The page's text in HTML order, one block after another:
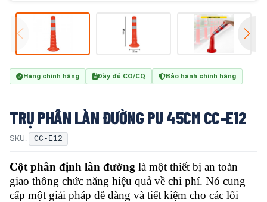
Hàng chính hãng Đầy đủ CO/CQ Bảo hành chính hãng
TRỤ PHÂN LÀN ĐƯỜNG PU 45CM CC-E12
SKU: CC-E12
Cột phân định làn đường là một thiết bị an toàn
giao thông chức năng hiệu quả về chi phí. Nó cung
cấp một giải pháp dễ dàng và tiết kiệm cho các lối